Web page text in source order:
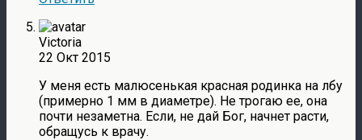
Victoria
22 Окт 2015
У меня есть малюсенькая красная родинка на лбу
(примерно 1 мм в диаметре). Не трогаю ее, она
почти незаметна. Если, не дай Бог, начнет расти,
обращусь к врачу.